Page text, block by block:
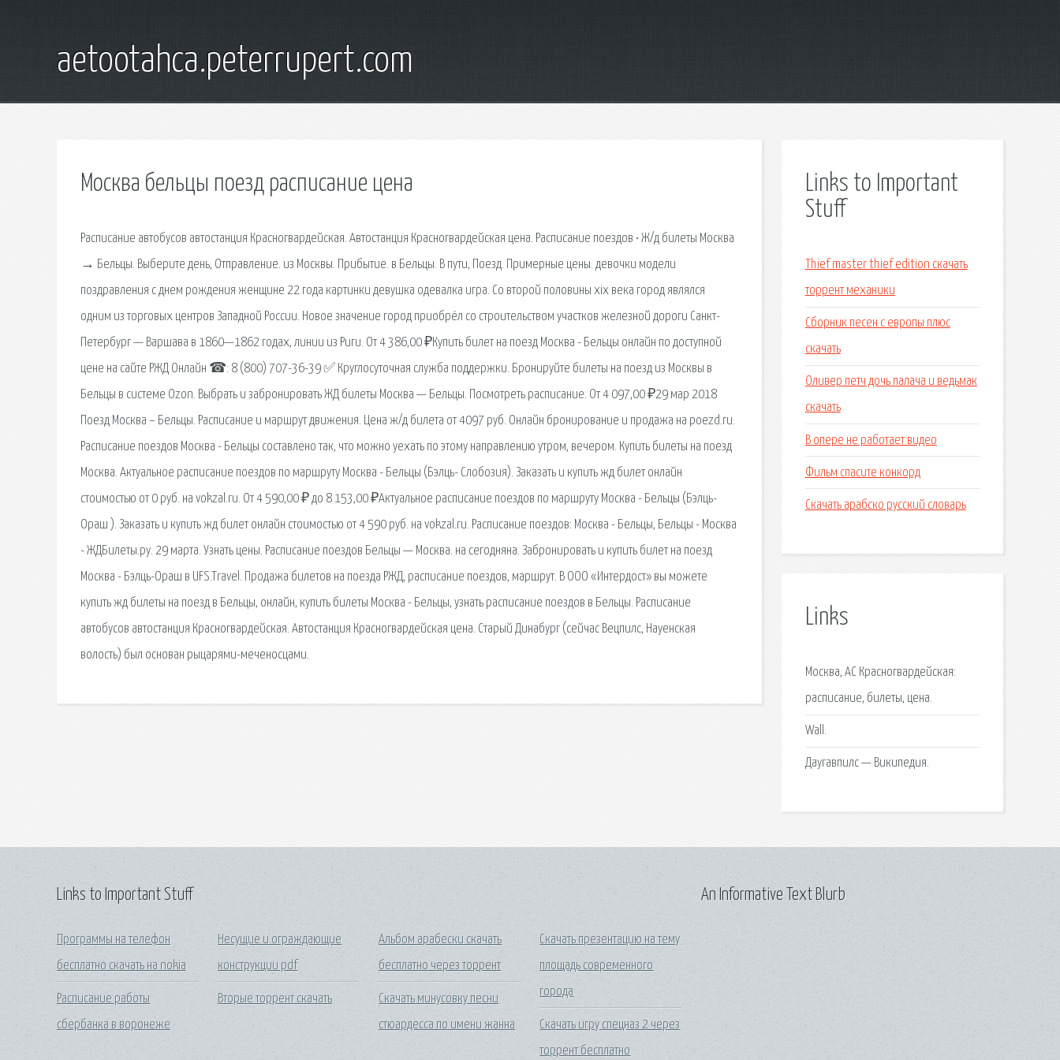
aetootahca.peterrupert.com
Москва бельцы поезд расписание цена
Расписание автобусов автостанция Красногвардейская. Автостанция Красногвардейская цена. Расписание поездов • Ж/д билеты Москва
→ Бельцы. Выберите день, Отправление. из Москвы. Прибытие. в Бельцы. В пути, Поезд. Примерные цены. девочки модели
поздравления с днем рождения женщине 22 года картинки девушка одевалка игра. Со второй половины xix века город являлся
одним из торговых центров Западной России. Новое значение город приобрёл со строительством участков железной дороги Санкт-
Петербург — Варшава в 1860—1862 годах, линии из Риги. От 4 386,00 ₽Купить билет на поезд Москва - Бельцы онлайн по доступной
цене на сайте РЖД Онлайн ☎: 8 (800) 707-36-39 ✅ Круглосуточная служба поддержки. Бронируйте билеты на поезд из Москвы в
Бельцы в системе Ozon. Выбрать и забронировать ЖД билеты Москва — Бельцы. Посмотреть расписание. От 4 097,00 ₽29 мар 2018
Поезд Москва – Бельцы. Расписание и маршрут движения. Цена ж/д билета от 4097 руб. Онлайн бронирование и продажа на poezd.ru.
Расписание поездов Москва - Бельцы составлено так, что можно уехать по этому направлению утром, вечером. Купить билеты на поезд
Москва. Актуальное расписание поездов по маршруту Москва - Бельцы (Бэлць- Слобозия). Заказать и купить жд билет онлайн
стоимостью от 0 руб. на vokzal.ru. От 4 590,00 ₽ до 8 153,00 ₽Актуальное расписание поездов по маршруту Москва - Бельцы (Бэлць-
Ораш ). Заказать и купить жд билет онлайн стоимостью от 4 590 руб. на vokzal.ru. Расписание поездов: Москва - Бельцы, Бельцы - Москва
- ЖДБилеты.ру. 29 марта. Узнать цены. Расписание поездов Бельцы — Москва. на сегодняна. Забронировать и купить билет на поезд
Москва - Бэлць-Ораш в UFS.Travel. Продажа билетов на поезда РЖД, расписание поездов, маршрут. В ООО «Интердост» вы можете
купить жд билеты на поезд в Бельцы, онлайн, купить билеты Москва - Бельцы, узнать расписание поездов в Бельцы. Расписание
автобусов автостанция Красногвардейская. Автостанция Красногвардейская цена. Старый Динабург (сейчас Вецпилс, Науенская
волость) был основан рыцарями-меченосцами.
Links to Important
Stuff
Thief master thief edition скачать
торрент механики
Сборник песен с европы плюс
скачать
Оливер петч дочь палача и ведьмак
скачать
В опере не работает видео
Фильм спасите конкорд
Скачать арабско русский словарь
Links
Москва, АС Красногвардейская:
расписание, билеты, цена.
Wall.
Даугавпилс — Википедия.
Links to Important Stuff
Программы на телефон
бесплатно скачать на nokia
Расписание работы
сбербанка в воронеже
Несущие и ограждающие
конструкции pdf
Вторые торрент скачать
Альбом арабески скачать
бесплатно через торрент
Скачать минусовку песни
стюардесса по имени жанна
Скачать презентацию на тему
площадь современного
города
Скачать игру спецназ 2 через
торрент бесплатно
An Informative Text Blurb